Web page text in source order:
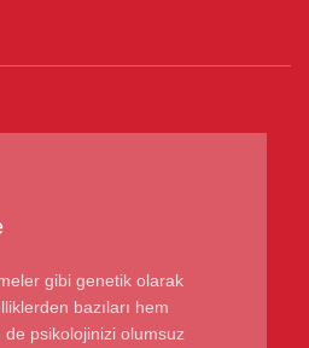
gibi genetik olarak
bazıları hem
psikolojinizi olumsuz